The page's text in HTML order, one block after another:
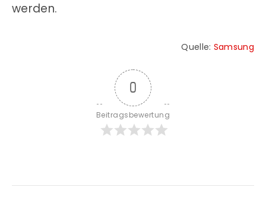
werden.
Quelle: Samsung
0
Beitragsbewertung